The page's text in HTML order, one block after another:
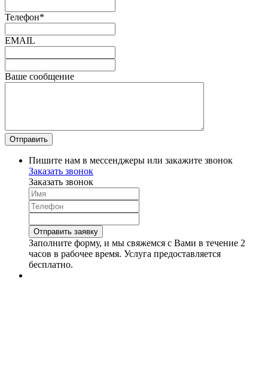
Телефон*
EMAIL
Ваше сообщение
Пишите нам в мессенджеры или закажите звонок
Заказать звонок
Заказать звонок
Заполните форму, и мы свяжемся с Вами в течение 2
часов в рабочее время. Услуга предоставляется
бесплатно.